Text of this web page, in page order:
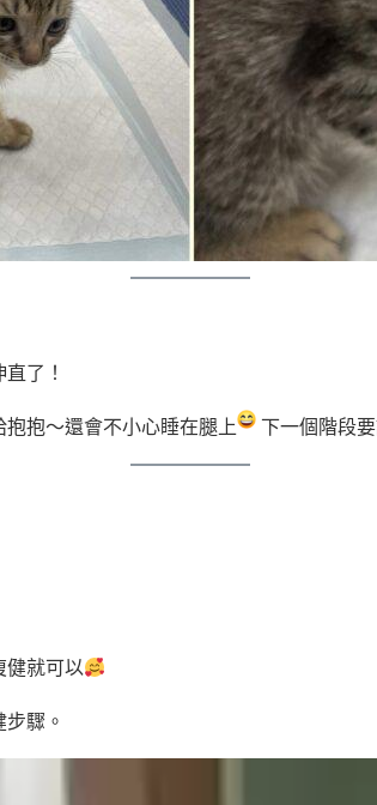
了！
抱～還會不小心睡在腿上 下一個階段
健就可以
驟。